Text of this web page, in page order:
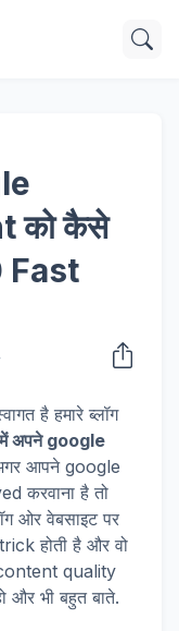
को कैसे
Fast
है हमारे ब्लॉग
में अपने google
आपने google
करवाना है तो
ओर वेबसाइट पर
होती है और वो
quality
भी बहुत बाते.